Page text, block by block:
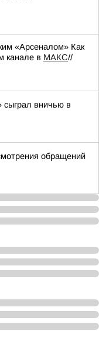
«Арсеналом» Как
канале в МАКС//
сыграл вничью в
обращений